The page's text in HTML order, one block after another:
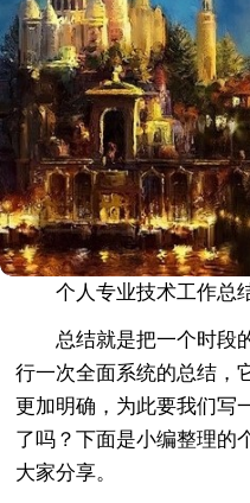
个人专业技术工作总
总结就是把一个时段
行一次全面系统的总结，
更加明确，为此要我们写
了吗？下面是小编整理的
大家分享。